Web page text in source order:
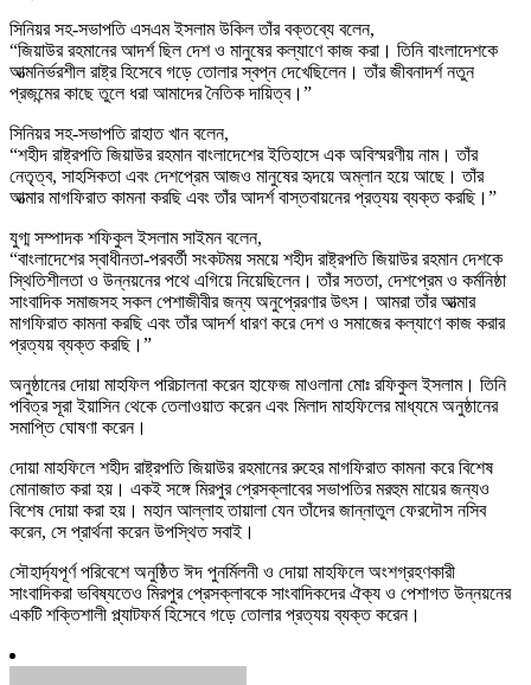
সিনিয়র সহ-সভাপতি এসএম ইসলাম উকিল তাঁর বক্তব্যে বলেন,
“জিয়াউর রহমানের আদর্শ ছিল দেশ ও মানুষের কল্যাণে কাজ করা। তিনি বাংলাদেশকে
আত্মনির্ভরশীল রাষ্ট্র হিসেবে গড়ে তোলার স্বপ্ন দেখেছিলেন। তাঁর জীবনাদর্শ নতুন
প্রজন্মের কাছে তুলে ধরা আমাদের নৈতিক দায়িত্ব।”
সিনিয়র সহ-সভাপতি রাহাত খান বলেন,
“শহীদ রাষ্ট্রপতি জিয়াউর রহমান বাংলাদেশের ইতিহাসে এক অবিস্মরণীয় নাম। তাঁর
নেতৃত্ব, সাহসিকতা এবং দেশপ্রেম আজও মানুষের হৃদয়ে অম্লান হয়ে আছে। তাঁর
আত্মার মাগফিরাত কামনা করছি এবং তাঁর আদর্শ বাস্তবায়নের প্রত্যয় ব্যক্ত করছি।”
যুগ্ম সম্পাদক শফিকুল ইসলাম সাইমন বলেন,
“বাংলাদেশের স্বাধীনতা-পরবর্তী সংকটময় সময়ে শহীদ রাষ্ট্রপতি জিয়াউর রহমান দেশকে
স্থিতিশীলতা ও উন্নয়নের পথে এগিয়ে নিয়েছিলেন। তাঁর সততা, দেশপ্রেম ও কর্মনিষ্ঠা
সাংবাদিক সমাজসহ সকল পেশাজীবীর জন্য অনুপ্রেরণার উৎস। আমরা তাঁর আত্মার
মাগফিরাত কামনা করছি এবং তাঁর আদর্শ ধারণ করে দেশ ও সমাজের কল্যাণে কাজ করার
প্রত্যয় ব্যক্ত করছি।”
অনুষ্ঠানের দোয়া মাহফিল পরিচালনা করেন হাফেজ মাওলানা মোঃ রফিকুল ইসলাম। তিনি
পবিত্র সূরা ইয়াসিন থেকে তেলাওয়াত করেন এবং মিলাদ মাহফিলের মাধ্যমে অনুষ্ঠানের
সমাপ্তি ঘোষণা করেন।
দোয়া মাহফিলে শহীদ রাষ্ট্রপতি জিয়াউর রহমানের রুহের মাগফিরাত কামনা করে বিশেষ
মোনাজাত করা হয়। একই সঙ্গে মিরপুর প্রেসক্লাবের সভাপতির মরহুম মায়ের জন্যও
বিশেষ দোয়া করা হয়। মহান আল্লাহ তায়ালা যেন তাঁদের জান্নাতুল ফেরদৌস নসিব
করেন, সে প্রার্থনা করেন উপস্থিত সবাই।
সৌহার্দ্যপূর্ণ পরিবেশে অনুষ্ঠিত ঈদ পুনর্মিলনী ও দোয়া মাহফিলে অংশগ্রহণকারী
সাংবাদিকরা ভবিষ্যতেও মিরপুর প্রেসক্লাবকে সাংবাদিকদের ঐক্য ও পেশাগত উন্নয়নের
একটি শক্তিশালী প্ল্যাটফর্ম হিসেবে গড়ে তোলার প্রত্যয় ব্যক্ত করেন।